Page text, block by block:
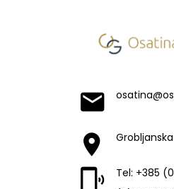
Tel: +385